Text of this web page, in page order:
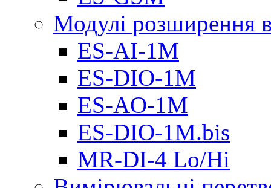
Модулі розширення
ES-AI-1M
ES-DIO-1М
ES-AO-1М
ES-DIO-1M.bis
MR-DI-4 Lo/Hi